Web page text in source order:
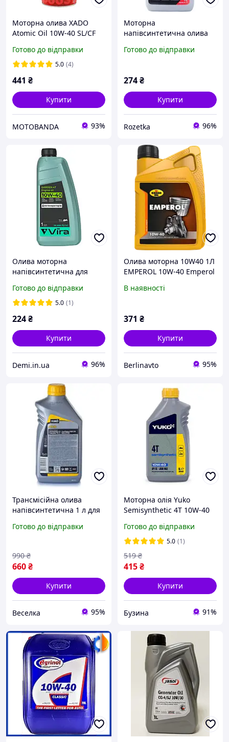
Моторна олива XADO
Atomic Oil 10W-40 SL/CF
напівсинтетична 1 л
Готово до відправки
5.0 (4)
441 ₴
Купити
MOTOBANDA 93%
Моторна
напівсинтетична олива
Life 1 л (545050061)
Готово до відправки
274₴
Купити
Rozetka 96%
Олива моторна
напівсинтетична для
техніки Garden 4T 10W-40
A3/B3 SG 1л (VI0404) Vira
Готово до відправки
5.0 (1)
224₴
Купити
Demi.in.ua 96%
Олива моторна 10W40 1Л
EMPEROL 10W-40 Emperol
напівсинтетична
для
В наявності
371 ₴
Купити
Berlinavto 95%
Трансмісійна олива
напівсинтетична 1 л для
легкових і вантажних
Готово до відправки
660₴
990 ₴
Купити
Веселка 95%
Моторна олія Yuko
Semisynthetic 4T 10W-40
чотирьохтактних двигунів
мототехніки 1л
Готово до відправки
5.0 (1)
415₴
519 ₴
Купити
Бузина 91%